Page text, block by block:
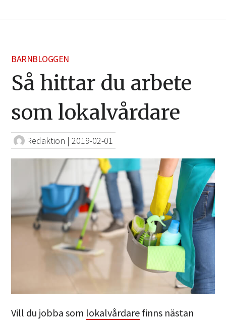
BARNBLOGGEN
Så hittar du arbete
som lokalvårdare
Redaktion |2019-02-01
Vill du jobba som lokalvårdare finns nästan